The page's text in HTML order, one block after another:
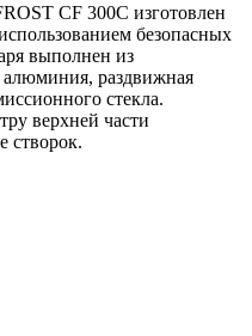
CF 300C изготовлен
безопасных
выполнен из
алюминия, раздвижная
стекла.
верхней части
створок.